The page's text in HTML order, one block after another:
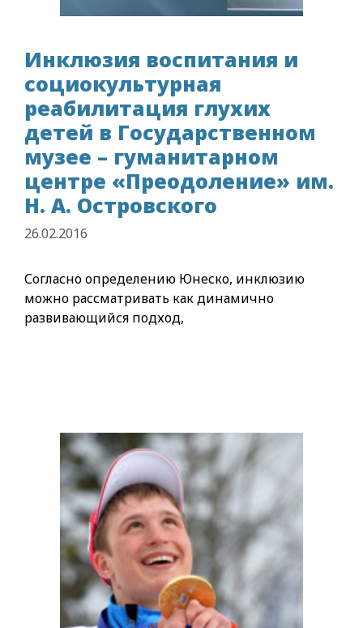
Инклюзия воспитания и
социокультурная
реабилитация глухих
детей в Государственном
музее – гуманитарном
центре «Преодоление» им.
Н. А. Островского
26.02.2016
Согласно определению Юнеско, инклюзию
можно рассматривать как динамично
развивающийся подход,